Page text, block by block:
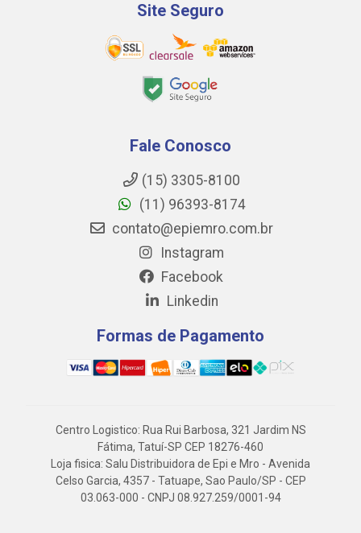
Site Seguro
Fale Conosco
(15) 3305-8100
(11) 96393-8174
contato@epiemro.com.br
Instagram
Facebook
Linkedin
Formas de Pagamento
Centro Logistico: Rua Rui Barbosa, 321 Jardim NS
Fátima, Tatuí-SP CEP 18276-460
Loja fisica: Salu Distribuidora de Epi e Mro - Avenida
Celso Garcia, 4357 - Tatuape, Sao Paulo/SP - CEP
03.063-000 - CNPJ 08.927.259/0001-94